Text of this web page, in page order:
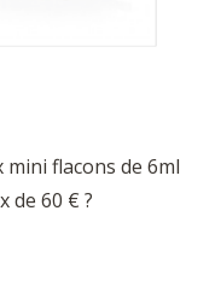
flacons de 6ml
de 60 € ?